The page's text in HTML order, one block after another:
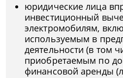
юридические лица
инвестиционный
электромобилям,
используемым в
деятельности (в том
приобретаемым по
финансовой аренды